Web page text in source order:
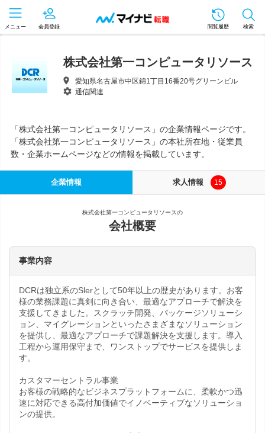
メニュー 会員登録 閲覧履歴 検索
株式会社第一コンピュータリソース
愛知県名古屋市中区錦1丁目16番20号グリーンビル
通信関連
「株式会社第一コンピュータリソース」の企業情報ページです。
「株式会社第一コンピュータリソース」の本社所在地・従業員
数・企業ホームページなどの情報を掲載しています。
企業情報 求人情報 15
株式会社第一コンピュータリソースの
会社概要
事業内容
DCRは独立系のSlerとして50年以上の歴史があります。お客
様の業務課題に真剣に向き合い、最適なアプローチで解決を
支援してきました。スクラッチ開発、パッケージソリューシ
ョン、マイグレーションといったさまざまなソリューション
を提供し、最適なアプローチで課題解決を支援します。導入
工程から運用保守まで、ワンストップでサービスを提供しま
す。
カスタマーセントラル事業
お客様の戦略的なビジネスプラットフォームに、柔軟かつ迅
速に対応できる高付加価値でイノベーティブなソリューショ
ンの提供。